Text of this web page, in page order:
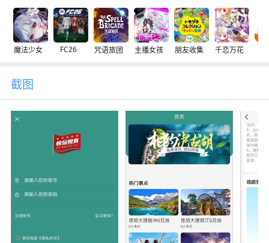
魔法少女 FC26 咒语旅团 主播女孩 朋友收集 千恋万花
截图